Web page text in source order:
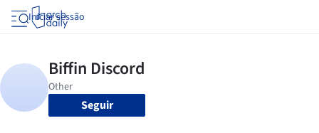
Iniciar sessão
Seguir